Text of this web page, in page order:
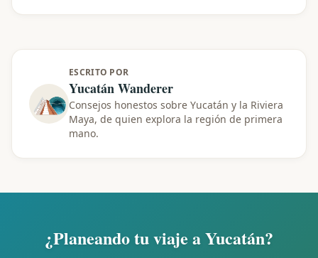
ESCRITO POR
Yucatán Wanderer
Consejos honestos sobre Yucatán y la Riviera
Maya, de quien explora la región de primera
mano.
¿Planeando tu viaje a Yucatán?